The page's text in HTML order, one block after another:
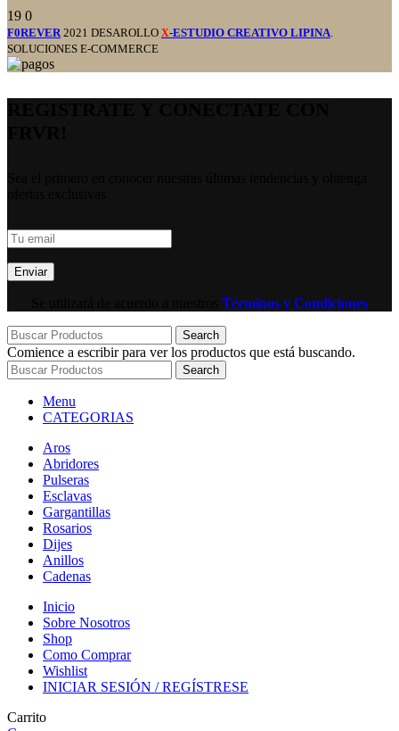
19 0
F0REVER 2021 DESAROLLO X-ESTUDIO CREATIVO LIPINA
SOLUCIONES E-COMMERCE
Términos y Condiciones
Search
Comience a escribir para ver los productos que está buscando.
Search
Menu
CATEGORIAS
Aros
Abridores
Pulseras
Esclavas
Gargantillas
Rosarios
Dijes
Anillos
Cadenas
Inicio
Sobre Nosotros
Shop
Como Comprar
Wishlist
INICIAR SESIÓN / REGÍSTRESE
Carrito